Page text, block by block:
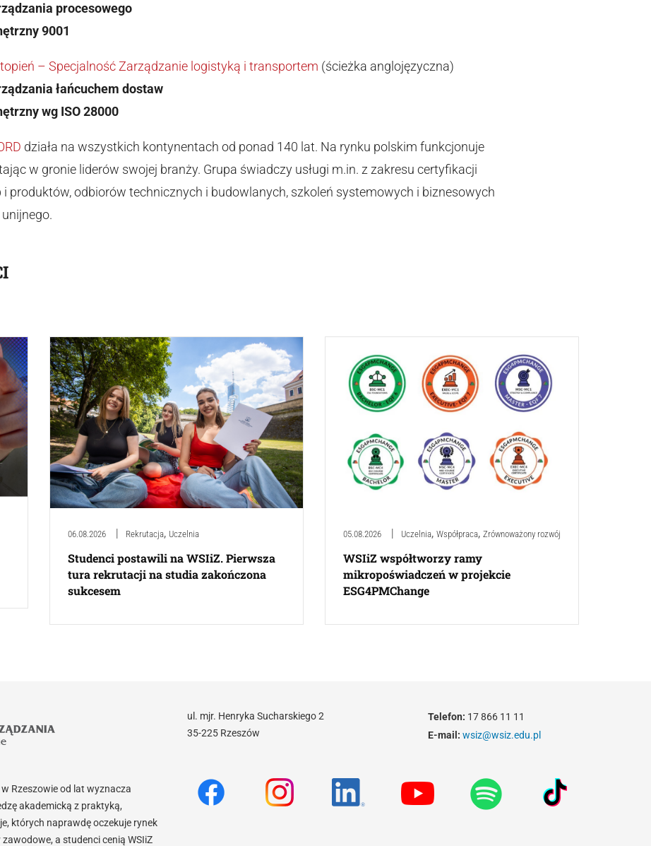
procesowego
9001
– Specjalność Zarządzanie logistyką i transportem (ścieżka anglojęzyczna)
łańcuchem dostaw
wg ISO 28000
działa na wszystkich kontynentach od ponad 140 lat. Na rynku polskim funkcjonuje
w gronie liderów swojej branży. Grupa świadczy usługi m.in. z zakresu certyfikacji
i produktów, odbiorów technicznych i budowlanych, szkoleń systemowych i biznesowych
06.08.2026 Rekrutacja, Uczelnia
Studenci postawili na WSIiZ. Pierwsza
tura rekrutacji na studia zakończona
sukcesem
05.08.2026 Uczelnia, Współpraca, Zrównoważony rozwój
WSIiZ współtworzy ramy
mikropoświadczeń w projekcie
ESG4PMChange
Rzeszowie od lat wyznacza
akademicką z praktyką,
których naprawdę oczekuje rynek
a studenci cenią WSIiZ
ul. mjr. Henryka Sucharskiego 2
35-225 Rzeszów
Telefon: 17 866 11 11
E-mail: wsiz@wsiz.edu.pl